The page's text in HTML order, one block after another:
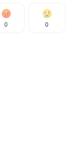
0 0